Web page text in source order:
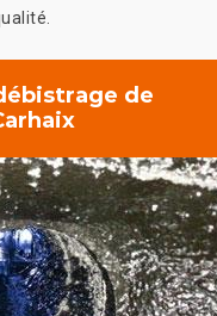
de